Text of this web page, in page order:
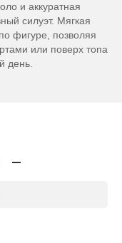
и аккуратная
силуэт. Мягкая
фигуре, позволяя
или поверх топа
день.